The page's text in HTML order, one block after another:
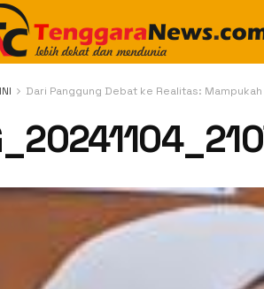
Dari Panggung Debat ke Realitas: